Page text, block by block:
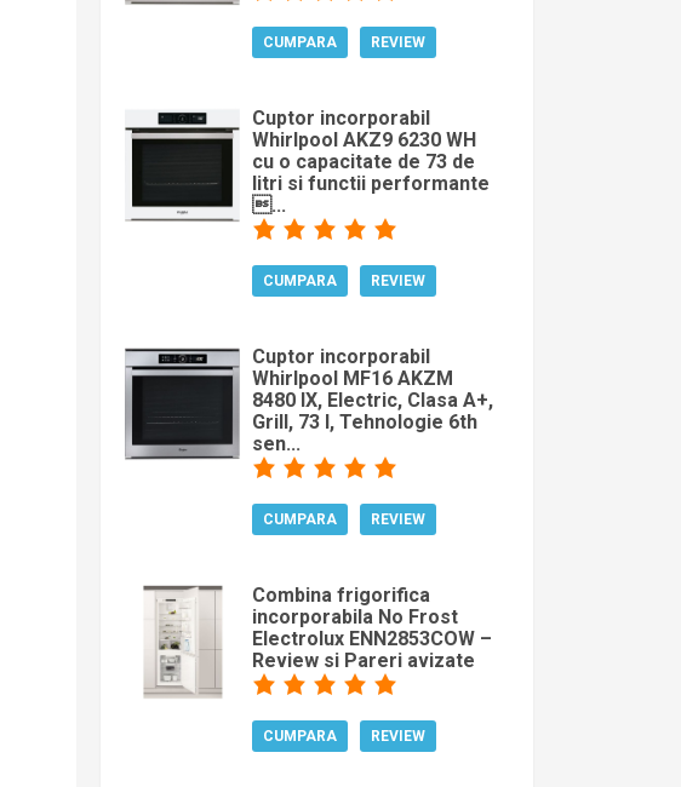
CUMPARA REVIEW
Cuptor incorporabil
Whirlpool AKZ9 6230 WH
cu o capacitate de 73 de
litri si functii performante
...
CUMPARA REVIEW
Cuptor incorporabil
Whirlpool MF16 AKZM
8480 IX, Electric, Clasa A+,
Grill, 73 l, Tehnologie 6th
sen...
CUMPARA REVIEW
Combina frigorifica
incorporabila No Frost
Electrolux ENN2853COW –
Review si Pareri avizate
CUMPARA REVIEW